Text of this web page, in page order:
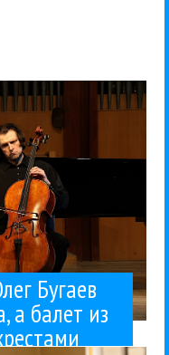
Бугаев
а балет из
крестами
Юрия Башмета в
и Олег...
уже был
Шуман», и логично
Мендельсон».
века — тема
сменить...